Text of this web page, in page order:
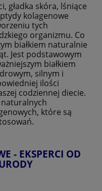
gładka skóra, lśniące
kolagenowe
tych
organizmu. Co
białkiem naturalnie
Jest podstawowym
białkiem
silnym i
ilości
codziennej diecie.
naturalnych
które są
- EKSPERCI OD